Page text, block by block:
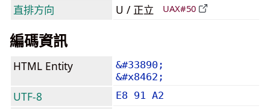
直排方向 U / 正立 UAX#50
編碼資訊
HTML Entity
&#33890;
&#x8462;
UTF-8 E8 91 A2